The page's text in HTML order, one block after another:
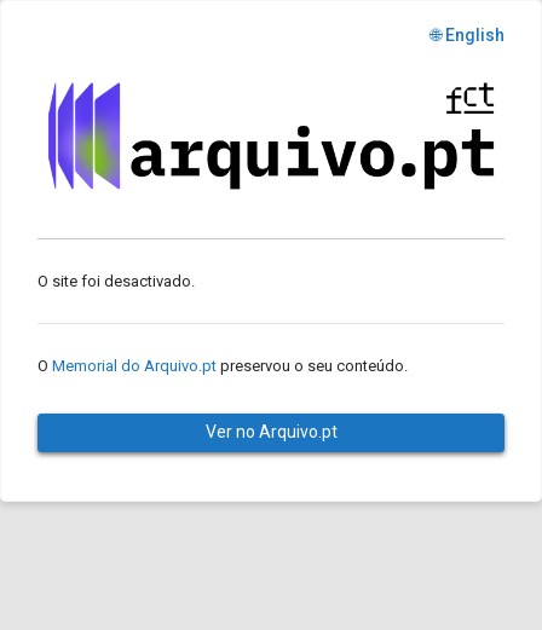
🌐 English
O site foi desactivado.
O Memorial do Arquivo.pt preservou o seu conteúdo.
Ver no Arquivo.pt